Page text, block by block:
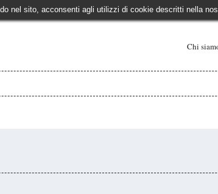
nel sito, acconsenti agli utilizzi di cookie descritti nella
Chi